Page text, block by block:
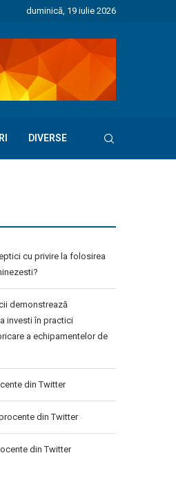
duminică, 19 iulie 2026
DIVERSE
cu privire la folosirea
demonstrează
investi în practici
a echipamentelor de
din Twitter
din Twitter
din Twitter